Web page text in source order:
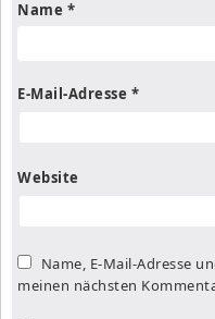
Name *
E-Mail-Adresse *
Website
Name, E-Mail-Adresse
meinen nächsten